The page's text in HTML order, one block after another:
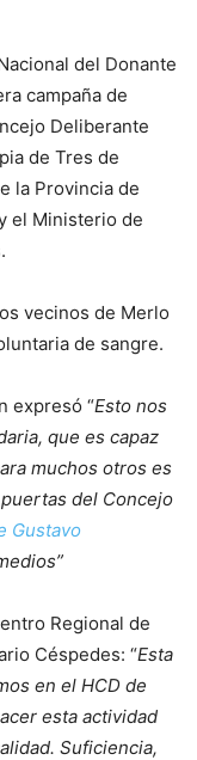
del Donante
campaña de
Deliberante
de Tres de
la Provincia de
el Ministerio de
vecinos de Merlo
de sangre.
expresó “Esto nos
que es capaz
muchos otros es
del Concejo
Gustavo
Regional de
Céspedes: “Esta
en el HCD de
esta actividad
Suficiencia,